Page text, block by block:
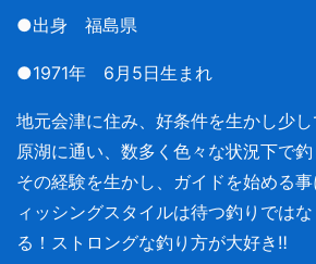
●出身 福島県
●1971年 6月5日生まれ
地元会津に住み、好条件を生かし少
原湖に通い、数多く色々な状況下で釣
その経験を生かし、ガイドを始める
ィッシングスタイルは待つ釣りでは
る！ストロングな釣り方が大好き‼︎